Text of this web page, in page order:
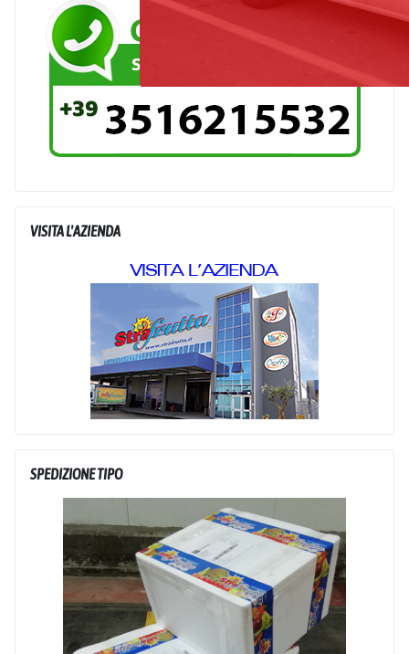
VISITA L'AZIENDA
SPEDIZIONE TIPO